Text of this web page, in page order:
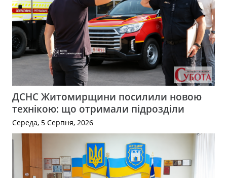
ДСНС Житомирщини посилили новою
технікою: що отримали підрозділи
Середа, 5 Серпня, 2026